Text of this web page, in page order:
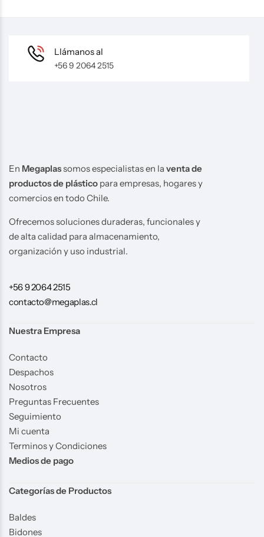
Llámanos al
+56 9 2064 2515
En Megaplassomos especialistas en la venta de
productos de plástico para empresas, hogares y
comercios en todo Chile.
Ofrecemos soluciones duraderas, funcionales y
de alta calidad para almacenamiento,
organización y uso industrial.
+56 9 2064 2515
contacto@megaplas.cl
Nuestra Empresa
Contacto
Despachos
Nosotros
Preguntas Frecuentes
Seguimiento
Mi cuenta
Terminos y Condiciones
Medios de pago
Categorías de Productos
Baldes
Bidones